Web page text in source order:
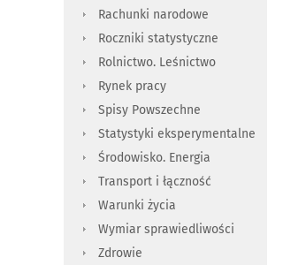
Rachunki narodowe
Roczniki statystyczne
Rolnictwo. Leśnictwo
Rynek pracy
Spisy Powszechne
Statystyki eksperymentalne
Środowisko. Energia
Transport i łączność
Warunki życia
Wymiar sprawiedliwości
Zdrowie